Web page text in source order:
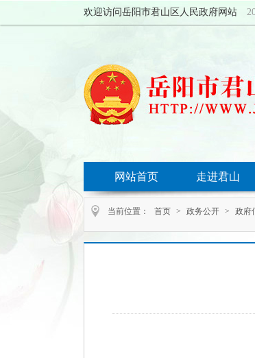
欢迎访问岳阳市君山区人民政府网站
网站首页 走进君山
当前位置： 首页 > 政务公开 > 政府